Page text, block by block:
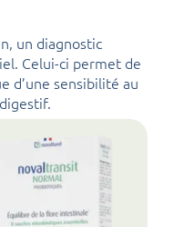
un diagnostic
Celui-ci permet de
d’une sensibilité au